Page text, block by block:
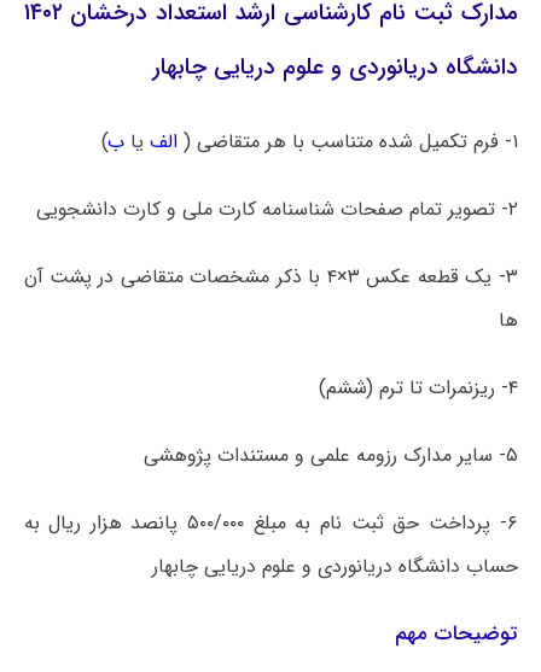
مدارک ثبت نام کارشناسی ارشد استعداد درخشان ۱۴۰۲
دانشگاه دریانوردی و علوم دریایی چابهار
۱- فرم تکمیل شده متناسب با هر متقاضی ( الف یاب)
۲- تصویر تمام صفحات شناسنامه کارت ملی و کارت دانشجویی
۳- یک قطعه عکس ۳×۴ با ذکر مشخصات متقاضی در پشت آن
ها
۴- ریزنمرات تا ترم (ششم)
۵- سایر مدارک رزومه علمی و مستندات پژوهشی
۶- پرداخت حق ثبت نام به مبلغ ۵۰۰/۰۰۰ پانصد هزار ریال به
حساب دانشگاه دریانوردی و علوم دریایی چابهار
توضیحات مهم